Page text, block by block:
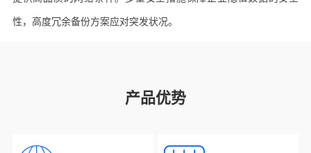
性，高度冗余备份方案应对突发状况。
产品优势